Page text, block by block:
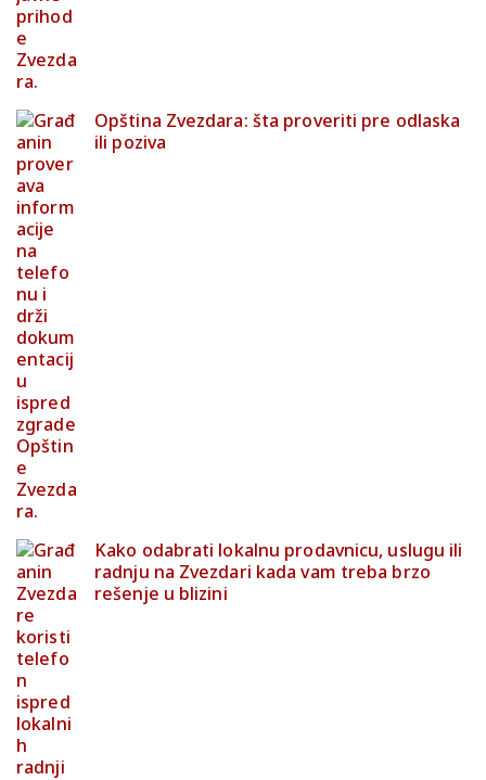
Opština Zvezdara: šta proveriti pre odlaska
ili poziva
Kako odabrati lokalnu prodavnicu, uslugu ili
radnju na Zvezdari kada vam treba brzo
rešenje u blizini